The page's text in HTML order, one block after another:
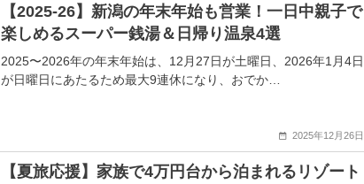
【2025-26】新潟の年末年始も営業！一日中親子で
楽しめるスーパー銭湯＆日帰り温泉4選
2025〜2026年の年末年始は、12月27日が土曜日、2026年1月4日
が日曜日にあたるため最大9連休になり、おでか…
2025年12月26日
【夏旅応援】家族で4万円台から泊まれるリゾート